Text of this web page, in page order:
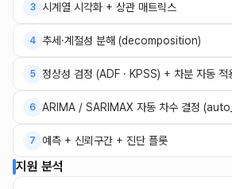
3 시계열 시각화 + 상관 매트릭스
4 추세·계절성 분해 (decomposition)
5 정상성 검정 (ADF · KPSS) + 차분 자동 적
6 ARIMA / SARIMAX 자동 차수 결정
7 예측 + 신뢰구간 + 진단 플롯
지원 분석